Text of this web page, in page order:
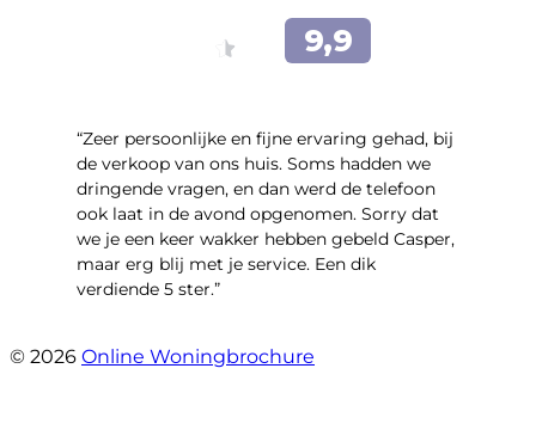
“Zeer persoonlijke en fijne ervaring gehad, bij
de verkoop van ons huis. Soms hadden we
dringende vragen, en dan werd de telefoon
ook laat in de avond opgenomen. Sorry dat
we je een keer wakker hebben gebeld Casper,
maar erg blij met je service. Een dik
verdiende 5 ster.”
© 2026 Online Woningbrochure